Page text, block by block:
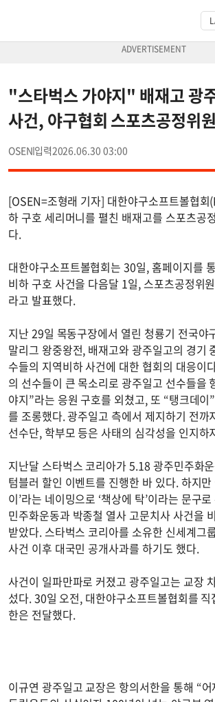
"스타벅스 가야지" 배재고 광
사건, 야구협회 스포츠공정위
OSEN 2026.06.30 03:00
[OSEN=조형래 기자] 대한야구소프트볼협회
하 구호 세리머니를 펼친 배재고를 스포츠공
다.
대한야구소프트볼협회는 30일, 홈페이지를
비하 구호 사건을 다음달 1일, 스포츠공정위
라고 발표했다.
지난 29일 목동구장에서 열린 청룡기 전국야
말리그 왕중왕전, 배재고와 광주일고의 경기
수들의 지역비하 사건에 대한 협회의 대응이
의 선수들이 큰 목소리로 광주일고 선수들을
야지”라는 응원 구호를 외쳤고, 또 “탱크데이
를 조롱했다. 광주일고 측에서 제지하기 전까
선수단, 학부모 등은 사태의 심각성을 인지하
지난달 스타벅스 코리아가 5.18 광주민주화
텀블러 할인 이벤트를 진행한 바 있다. 하지
이’라는 네이밍으로 ‘책상에 탁’이라는 문구
민주화운동과 박종철 열사 고문치사 사건을
받았다. 스타벅스 코리아를 소유한 신세계그
사건 이후 대국민 공개사과를 하기도 했다.
사건이 일파만파로 커졌고 광주일고는 교장
섰다. 30일 오전, 대한야구소프트볼협회를 직
한은 전달했다.
이규연 광주일고 교장은 항의서한을 통해 “